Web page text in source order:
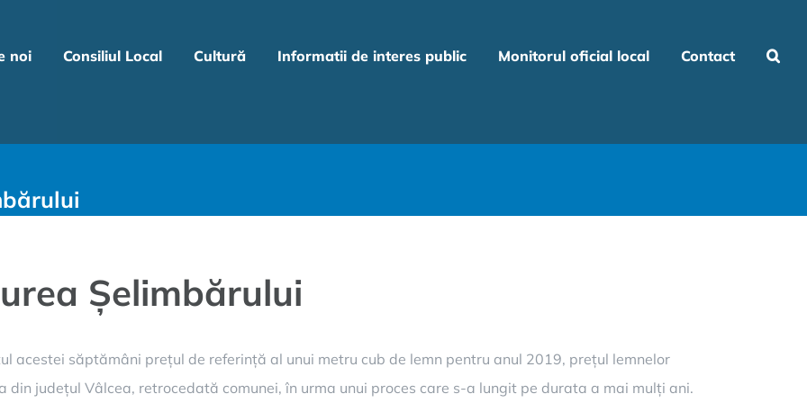
noi Consiliul Local Cultură Informatii de interes public Monitorul oficial local Contact
Șelimbărului
acestei săptămâni prețul de referință al unui metru cub de lemn pentru anul 2019, prețul lemnelor
județul Vâlcea, retrocedată comunei, în urma unui proces care s-a lungit pe durata a mai mulți ani.